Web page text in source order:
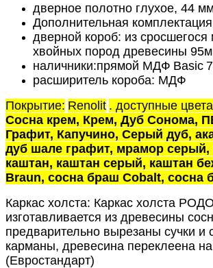
дверное полотно глухое, 44
Дополнительная
дверной короб: из сросшегося
хвойных пород древесины
наличники:прямой МДФ Basic
расширитель короба: МДФ
Покрытие: Renolit . доступные
Сосна крем, Крем, Дуб Сонома,
Графит, Капучино, Серый дуб,
дуб шале графит, мрамор
каштан, каштан серый, каштан
Braun, сосна браш Cobalt, сосна
Каркас холста: Каркас холста
изготавливается из древесины
предварительно вырезаны сучки и
карманы, древесина переклеена
(Евростандарт)